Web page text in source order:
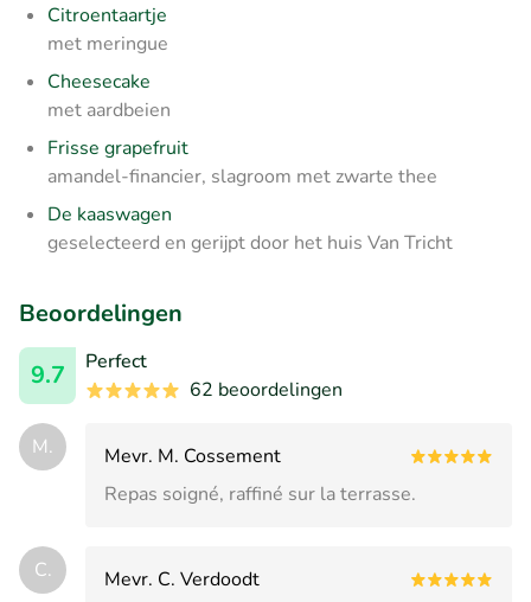
Citroentaartje
met meringue
Cheesecake
met aardbeien
Frisse grapefruit
amandel-financier, slagroom met zwarte thee
De kaaswagen
geselecteerd en gerijpt door het huis Van Tricht
Beoordelingen
9.7
Perfect
62 beoordelingen
M.
Mevr. M. Cossement
Repas soigné, raffiné sur la terrasse.
C.
Mevr. C. Verdoodt